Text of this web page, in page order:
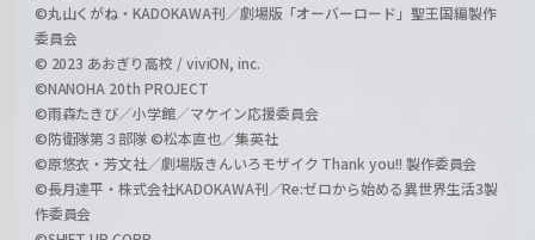
©丸山くがね・KADOKAWA刊／劇場版「オーバーロード」聖王国編製作
委員会
© 2023 あおぎり高校 / viviON, inc.
©NANOHA 20th PROJECT
©雨森たきび／小学館／マケイン応援委員会
©防衛隊第３部隊 ©松本直也／集英社
©原悠衣・芳文社／劇場版きんいろモザイク Thank you!! 製作委員会
©長月達平・株式会社KADOKAWA刊／Re:ゼロから始める異世界生活3製
作委員会